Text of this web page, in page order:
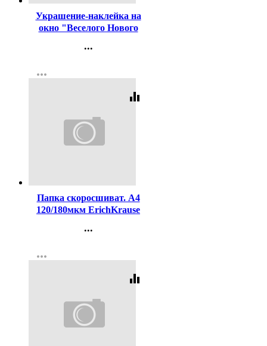
Украшение-наклейка на
окно "Веселого Нового
...
Регистрация
more_horiz
equalizer
Папка скоросшиват. А4
120/180мкм ErichKrause
арт.53657 (Ст.20)
...
Регистрация
more_horiz
equalizer